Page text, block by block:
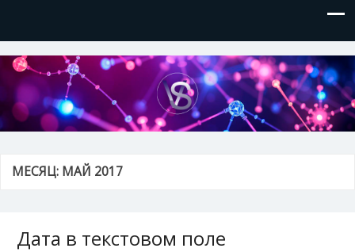
VVSite
Кое-что обо мне и о технологиях, которые я использую.
МЕСЯЦ: МАЙ 2017
Дата в текстовом поле